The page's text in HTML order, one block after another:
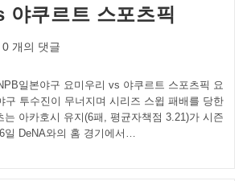
야쿠르트 스포츠픽
0 개의 댓글
일본야구 요미우리 vs 야쿠르트 스포츠픽 요
구 투수진이 무너지며 시리즈 스윕 패배를 당한
는 아카호시 유지(6패, 평균자책점 3.21)가 시즌
일 DeNA와의 홈 경기에서…